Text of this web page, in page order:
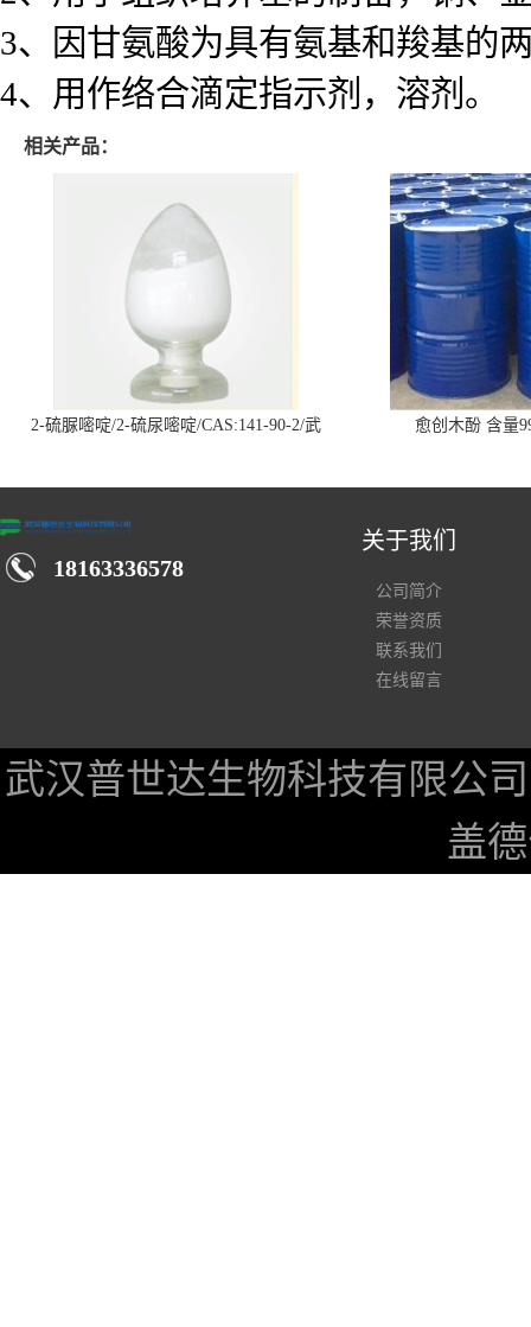
3、因甘氨酸为具有氨基和羧基的
4、用作络合滴定指示剂，溶剂。
相关产品：
2-硫脲嘧啶/2-硫尿嘧啶/CAS:141-90-2/武
愈创木酚 含量
18163336578
关于我们
公司简介
荣誉资质
联系我们
在线留言
武汉普世达生物科技有限公司
盖